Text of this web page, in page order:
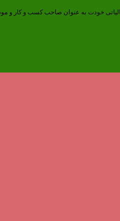
خودت به عنوان صاحب کسب و کار و